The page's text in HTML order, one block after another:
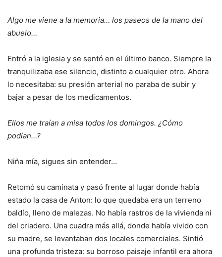
Algo me viene a la memoria… los paseos de la mano del
abuelo…
Entró a la iglesia y se sentó en el último banco. Siempre la
tranquilizaba ese silencio, distinto a cualquier otro. Ahora
lo necesitaba: su presión arterial no paraba de subir y
bajar a pesar de los medicamentos.
Ellos me traían a misa todos los domingos. ¿Cómo
podían…?
Niña mía, sigues sin entender…
Retomó su caminata y pasó frente al lugar donde había
estado la casa de Anton: lo que quedaba era un terreno
baldío, lleno de malezas. No había rastros de la vivienda ni
del criadero. Una cuadra más allá, donde había vivido con
su madre, se levantaban dos locales comerciales. Sintió
una profunda tristeza: su borroso paisaje infantil era ahora